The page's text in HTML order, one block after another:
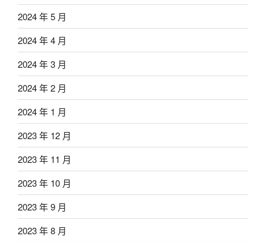
2024 年 5 月
2024 年 4 月
2024 年 3 月
2024 年 2 月
2024 年 1 月
2023 年 12 月
2023 年 11 月
2023 年 10 月
2023 年 9 月
2023 年 8 月